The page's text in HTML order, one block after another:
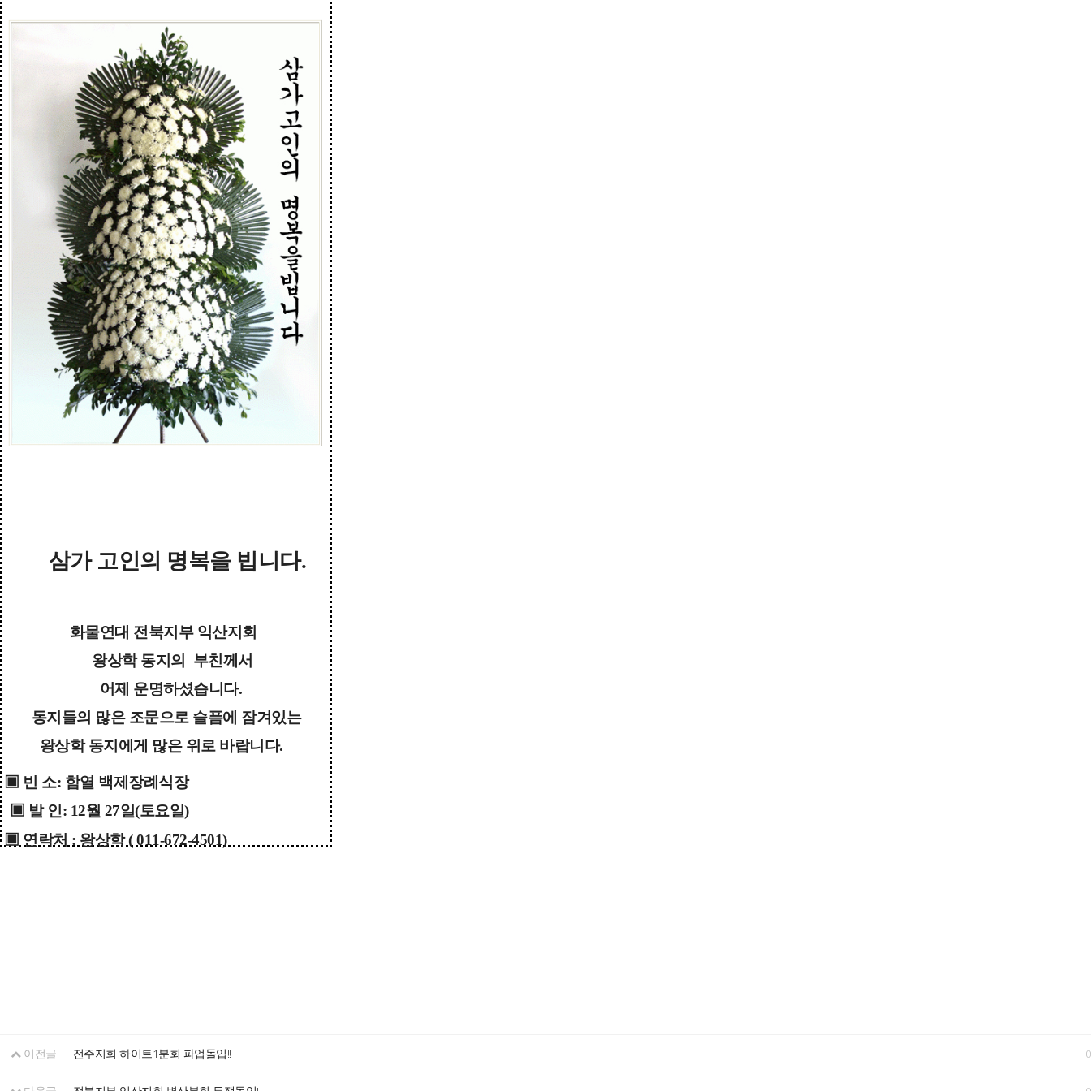
삼가 고인의 명복을 빕니다.
화물연대 전북지부 익산지회
왕상학 동지의 부친께서
어제 운명하셨습니다.
동지들의 많은 조문으로 슬픔에 잠겨있는
왕상학 동지에게 많은 위로 바랍니다.
▣ 빈 소: 함열 백제장례식장
▣ 발 인: 12월 27일(토요일)
▣ 연락처 : 왕상학 ( 011-672-4501)
이전글 전주지회 하이트1분회 파업돌입!!